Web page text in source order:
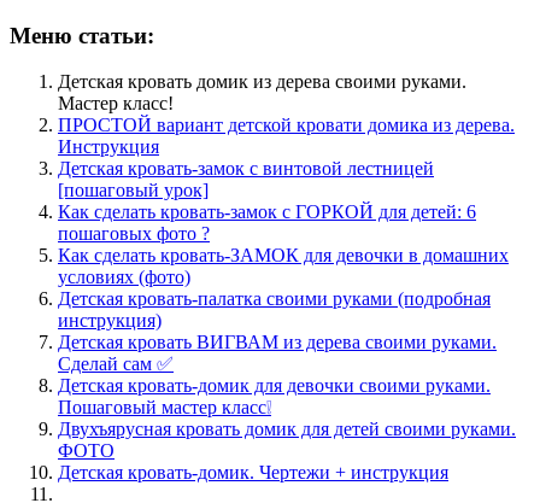
Меню статьи:
Детская кровать домик из дерева своими руками.
Мастер класс!
ПРОСТОЙ вариант детской кровати домика из дерева.
Инструкция
Детская кровать-замок с винтовой лестницей
[пошаговый урок]
Как сделать кровать-замок с ГОРКОЙ для детей: 6
пошаговых фото ?
Как сделать кровать-ЗАМОК для девочки в домашних
условиях (фото)
Детская кровать-палатка своими руками (подробная
инструкция)
Детская кровать ВИГВАМ из дерева своими руками.
Сделай сам ✅
Детская кровать-домик для девочки своими руками.
Пошаговый мастер класс❕
Двухъярусная кровать домик для детей своими руками.
ФОТО
Детская кровать-домик. Чертежи + инструкция